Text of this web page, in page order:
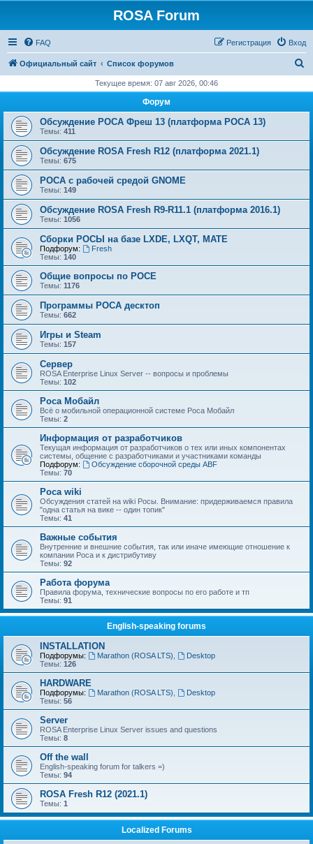
ROSA Forum
FAQ Вход
Регистрация
Официальный сайт Список форумов
с
Текущее время: 07 авг 2026, 00:46
Форум
Обсуждение РОСА Фреш 13 (платформа РОСА 13)
Темы: 411
Обсуждение ROSA Fresh R12 (платформа 2021.1)
Темы: 675
РОСА с рабочей средой GNOME
Темы: 149
Обсуждение ROSA Fresh R9-R11.1 (платформа 2016.1)
Темы: 1056
Сборки РОСЫ на базе LXDE, LXQT, MATE
Подфорум:
Fresh
Темы: 140
Общие вопросы по РОСЕ
Темы: 1176
Программы РОСА десктоп
Темы: 662
Игры и Steam
Темы: 157
Сервер
ROSA Enterprise Linux Server -- вопросы и проблемы
Темы: 102
Роса Мобайл
Всё о мобильной операционной системе Роса Мобайл
Темы: 2
Информация от разработчиков
Текущая информация от разработчиков о тех или иных компонентах
системы, общение с разработчиками и участниками команды
Подфорум:
Обсуждение сборочной среды ABF
Темы: 70
Роса wiki
Обсуждения статей на wiki Росы. Внимание: придерживаемся правила
"одна статья на вике -- один топик"
Темы: 41
Важные события
Внутренние и внешние события, так или иначе имеющие отношение к
компании Роса и к дистрибутиву
Темы: 92
Работа форума
Правила форума, технические вопросы по его работе и тп
Темы: 91
English-speaking forums
INSTALLATION
Подфорумы: Marathon (ROSA LTS)
Desktop
Темы: 126
HARDWARE
Подфорумы: Marathon (ROSA LTS)
Desktop
Темы: 56
Server
ROSA Enterprise Linux Server issues and questions
Темы: 8
Off the wall
English-speaking forum for talkers =)
Темы: 94
ROSA Fresh R12 (2021.1)
Темы: 1
Localized Forums